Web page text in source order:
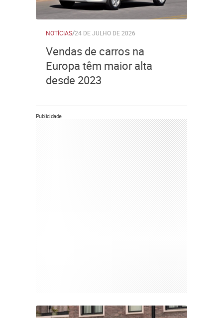
NOTÍCIAS/24 DE JULHO DE 2026
Vendas de carros na
Europa têm maior alta
desde 2023
Publicidade